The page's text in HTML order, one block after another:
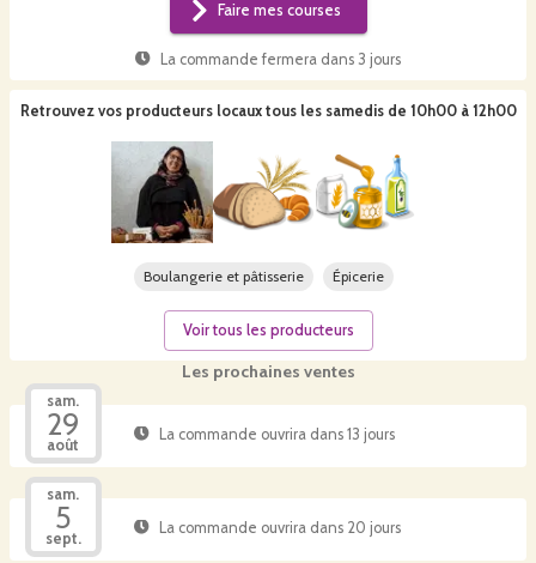
Faire mes courses
La commande fermera dans 3 jours
Les prochaines ventes
sam.
29
août
La commande ouvrira dans 13 jours
sam.
5
sept.
La commande ouvrira dans 20 jours
Retrouvez vos producteurs locaux tous les samedis de 10h00 à 12h00
Boulangerie et pâtisserie Épicerie
Voir tous les producteurs